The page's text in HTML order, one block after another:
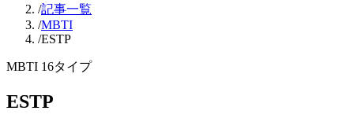
/記事一覧
/MBTI
/ESTP
MBTI 16タイプ
ESTP